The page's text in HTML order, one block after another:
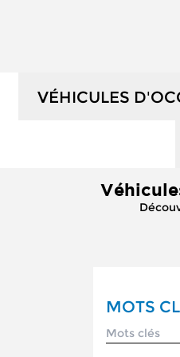
VÉHICULES
NOS
VÉHICULES DE
NOS SERVICES
MOTS